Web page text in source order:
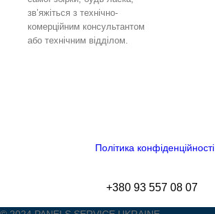
зв’яжіться з технічно-
комерційним консультантом
або технічним відділом.
Політика конфіденційності
+380 93 557 08 07